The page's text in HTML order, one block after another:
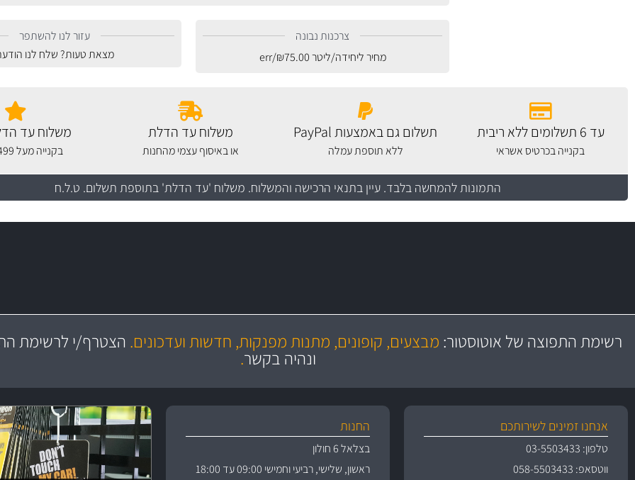
צרכנות נבונה
מחיר ליחידה/ליטר
₪75.00
/err
עזור לנו להשתפר
מצאת טעות? שלח לנו
עד 6 תשלומים ללא ריבית
בקנייה בכרטיס אשראי
תשלום גם באמצעות PayPal
ללא תוספת עמלה
משלוח עד הדלת
או באיסוף עצמי מהחנות
משלוח עד
בקנייה מעל 499 שקלים
התמונות להמחשה בלבד. עיין בתנאי הרכישה והמשלוח. משלוח 'עד הדלת' בתוספת תשלום. ט.ל.ח
משלוח מהיר
באמצעות צ'יטה
משלוחים
מקצועיות
ושירות מצויין רשימת התפוצה של אוטוסטור: מבצעים, קופונים, מתנות מפנקות, חדשות ועדכונים. הצטרף/י לרשימת
ונהיה בקשר.
אנחנו זמינים לשירותכם
טלפון: 03-5503433
ווטסאפ: 058-5503433
החנות
בצלאל 6 חולון
ראשון, שלישי, רביעי וחמישי 09:00 עד 18:00